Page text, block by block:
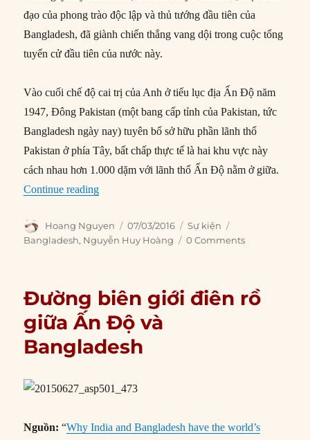
đạo của phong trào độc lập và thủ tướng đầu tiên của
Bangladesh, đã giành chiến thắng vang dội trong cuộc tổng
tuyển cử đầu tiên của nước này.
Vào cuối chế độ cai trị của Anh ở tiểu lục địa Ấn Độ năm
1947, Đông Pakistan (một bang cấp tỉnh của Pakistan, tức
Bangladesh ngày nay) tuyên bố sở hữu phần lãnh thổ
Pakistan ở phía Tây, bất chấp thực tế là hai khu vực này
cách nhau hơn 1.000 dặm với lãnh thổ Ấn Độ nằm ở giữa.
Continue reading“07/03/1973: Bangladesh có lãnh đạo dân chủ
Author
Hoang Nguyen
Posted
on
07/03/2016 Categories
Sự kiện
Bangladesh, Nguyễn Huy Hoàng 0 Comments
Đường biên giới điên rồ
giữa Ấn Độ và
Bangladesh
Nguồn:“Why India and Bangladesh have the world’s